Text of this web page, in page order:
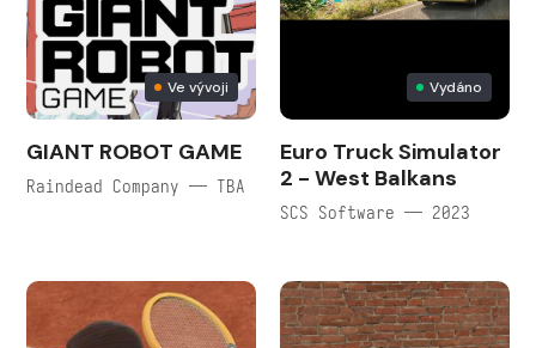
Ve vývoji
GIANT ROBOT GAME
Raindead Company — TBA
Vydáno
Euro Truck Simulator
2 - West Balkans
SCS Software — 2023